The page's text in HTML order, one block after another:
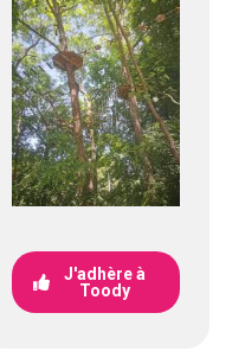
J'adhère à
Toody